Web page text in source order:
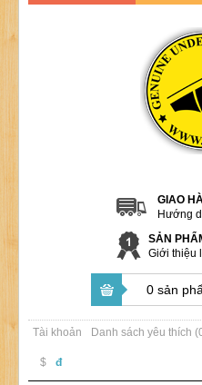
GIAO
Hướng
SẢN
Giới thiệu
0 sản
Tài khoản Danh sách yêu thích
$ đ